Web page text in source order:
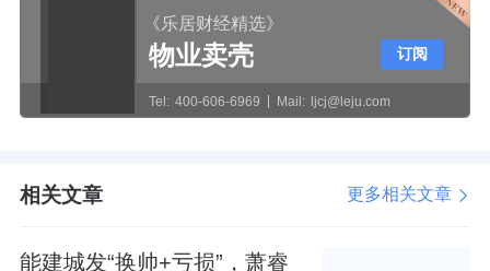
《乐居财经精选》
物业卖壳
Tel: 400-606-6969 Mail: ljcj@leju.com
订阅
相关文章 更多相关文章
能建城发“换帅+亏损”，萧睿